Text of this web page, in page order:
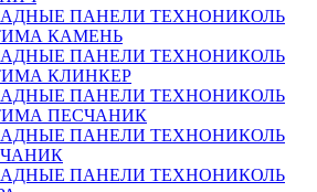
ПАНЕЛИ ТЕХНОНИКОЛЬ
КАМЕНЬ
ПАНЕЛИ ТЕХНОНИКОЛЬ
КЛИНКЕР
ПАНЕЛИ ТЕХНОНИКОЛЬ
ПЕСЧАНИК
ПАНЕЛИ ТЕХНОНИКОЛЬ
ПАНЕЛИ ТЕХНОНИКОЛЬ